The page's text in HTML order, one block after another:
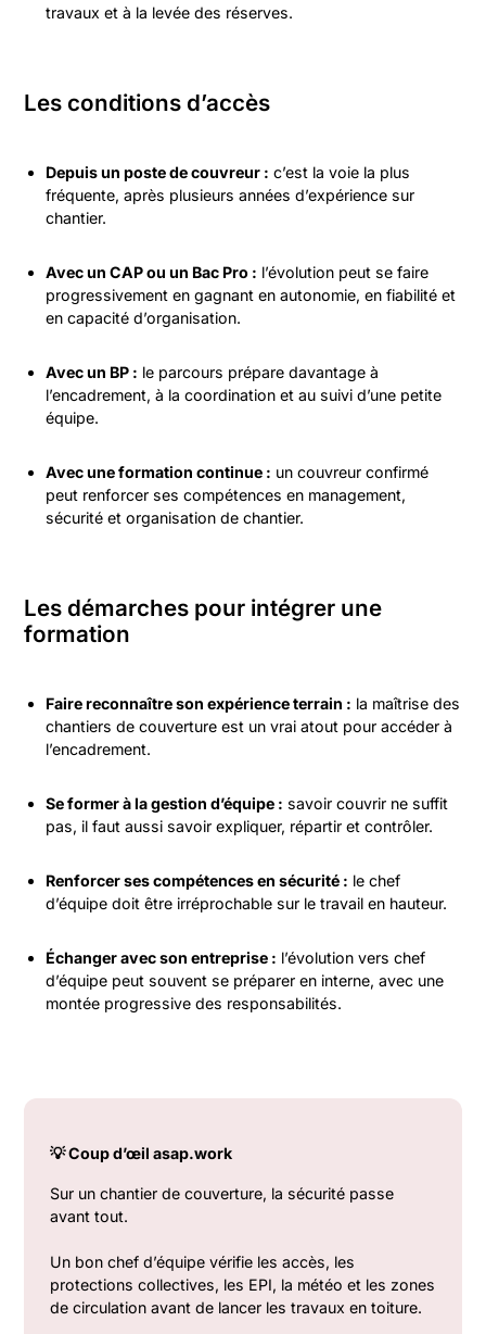
travaux et à la levée des réserves.
Les conditions d’accès
Depuis un poste de couvreur : c’est la voie la plus
fréquente, après plusieurs années d’expérience sur
chantier.
Avec un CAP ou un Bac Pro : l’évolution peut se faire
progressivement en gagnant en autonomie, en fiabilité et
en capacité d’organisation.
Avec un BP : le parcours prépare davantage à
l’encadrement, à la coordination et au suivi d’une petite
équipe.
Avec une formation continue : un couvreur confirmé
peut renforcer ses compétences en management,
sécurité et organisation de chantier.
Les démarches pour intégrer une
formation
Faire reconnaître son expérience terrain : la maîtrise des
chantiers de couverture est un vrai atout pour accéder à
l’encadrement.
Se former à la gestion d’équipe : savoir couvrir ne suffit
pas, il faut aussi savoir expliquer, répartir et contrôler.
Renforcer ses compétences en sécurité : le chef
d’équipe doit être irréprochable sur le travail en hauteur.
Échanger avec son entreprise : l’évolution vers chef
d’équipe peut souvent se préparer en interne, avec une
montée progressive des responsabilités.
💡 Coup d’œil asap.work
Sur un chantier de couverture, la sécurité passe
avant tout.
Un bon chef d’équipe vérifie les accès, les
protections collectives, les EPI, la météo et les zones
de circulation avant de lancer les travaux en toiture.